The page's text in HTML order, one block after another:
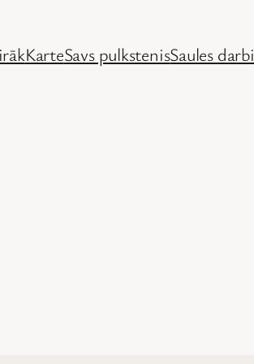
KarteSavs pulkstenisSaules darbi